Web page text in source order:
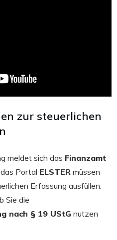
zur steuerlichen
meldet sich das Finanzamt
Portal ELSTER müssen
Erfassung ausfüllen.
Sie die
nach § 19 UStG nutzen